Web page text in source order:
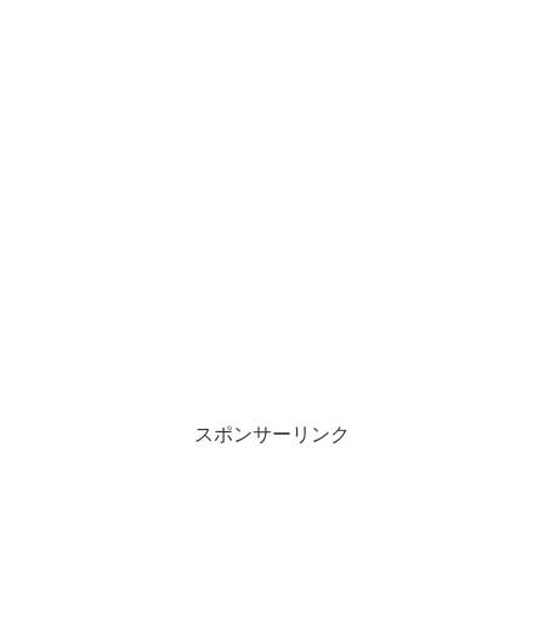
スポンサーリンク